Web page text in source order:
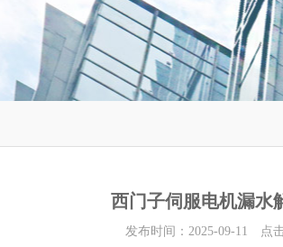
西门子伺服电机漏水
发布时间：2025-09-11 点